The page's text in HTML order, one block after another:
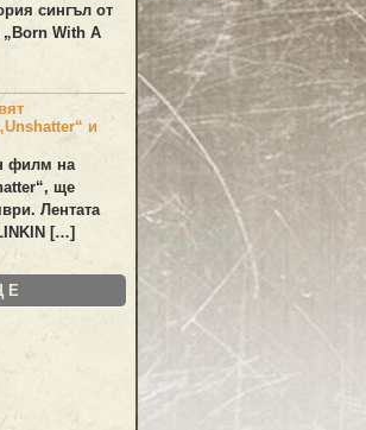
сингъл от
Born With A
и
филм на
, ще
Лентата
[…]